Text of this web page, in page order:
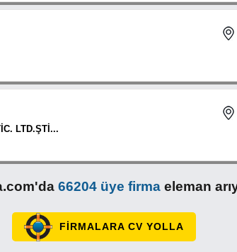
LTD.ŞTİ...
66204 üye firmaeleman
FİRMALARA CV YOLLA